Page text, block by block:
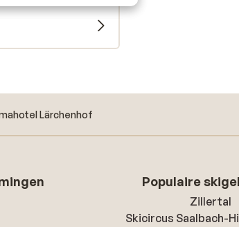
Lärchenhof
Populaire
Zillertal
Skicircus Saalbach-